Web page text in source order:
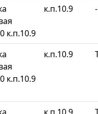
к.п.10.9
к.п.10.9 -
к.п.10.9
к.п.10.9